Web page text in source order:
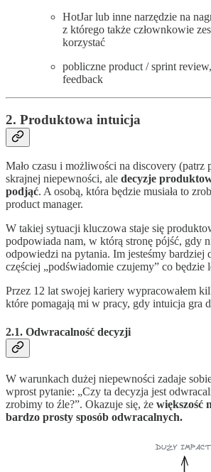
HotJar lub inne narzędzie na
z którego także człownkowie
korzystać
pobliczne product / sprint
feedback
2. Produktowa intuicja
Mało czasu i możliwości na discovery
skrajnej niepewności, ale decyzje
podjąć. A osobą, która będzie musiała to
product manager.
W takiej sytuacji kluczowa staje się
podpowiada nam, w którą stronę pójść, gdy
odpowiedzi na pytania. Im jesteśmy bardziej
częściej „podświadomie czujemy” co będzie
Przez 12 lat swojej kariery wypracowałem
które pomagają mi w pracy, gdy intuicja gra
2.1. Odwracalność decyzji
W warunkach dużej niepewności zadaje
wprost pytanie: „Czy ta decyzja jest
zrobimy to źle?”. Okazuje się, że większość
bardzo prosty sposób odwracalnych.